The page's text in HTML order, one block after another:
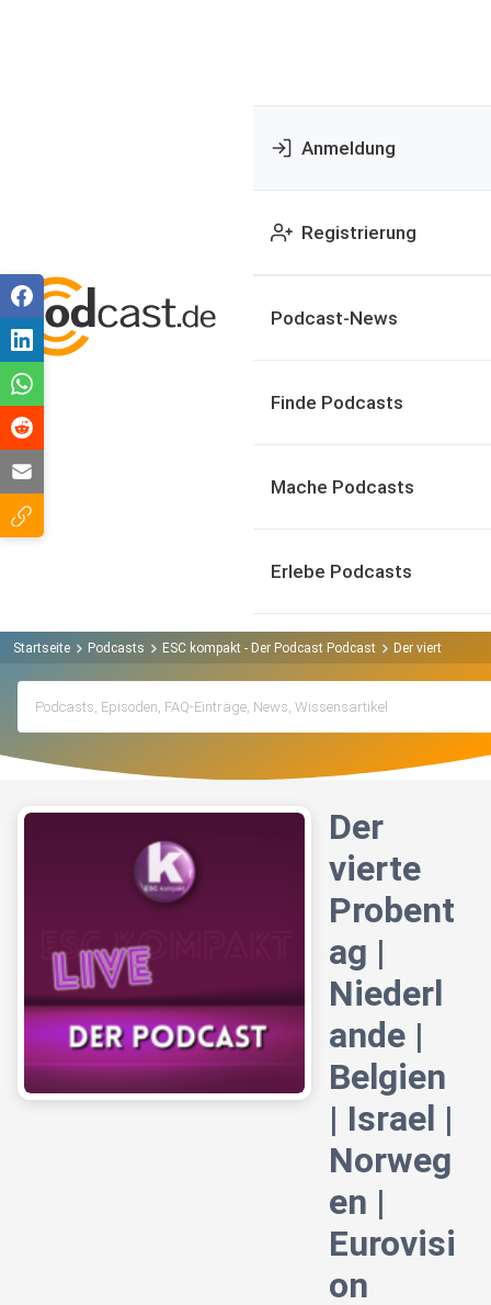
Anmeldung
Registrierung
Podcast-News
Finde Podcasts
Mache Podcasts
Erlebe Podcasts
Startseite Podcasts ESC kompakt - Der Podcast Podcast Der vierte
Der
vierte
Probent
ag |
Niederl
ande |
Belgien
| Israel |
Norweg
en |
Eurovisi
on